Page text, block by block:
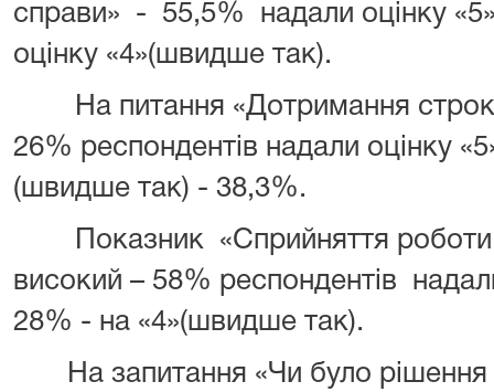
справи» - 55,5% надали оцінку
оцінку «4»(швидше так).
На питання «Дотримання
26% респондентів надали оцінку
(швидше так) - 38,3%.
Показник «Сприйняття роботи
високий – 58% респондентів
28% - на «4»(швидше так).
На запитання «Чи було рішення